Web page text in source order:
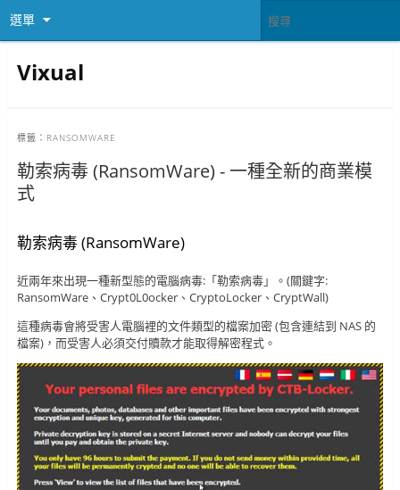
選單
Vixual
標籤： RANSOMWARE
勒索病毒 (RansomWare) - 一種全新的商業模
式
勒索病毒 (RansomWare)
近兩年來出現一種新型態的電腦病毒:「勒索病毒」。(關鍵字:
RansomWare、Crypt0L0ocker、CryptoLocker、CryptWall)
這種病毒會將受害人電腦裡的文件類型的檔案加密 (包含連結到 NAS 的
檔案)，而受害人必須交付贖款才能取得解密程式。